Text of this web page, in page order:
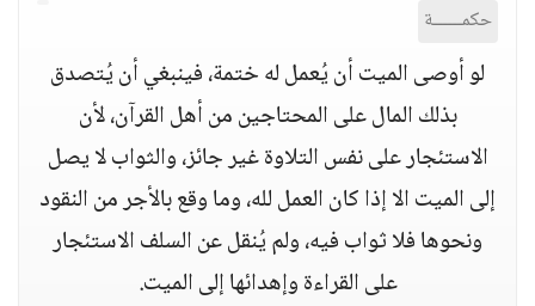
حكمــــــة
لو أوصى الميت أن يُعمل له ختمة، فينبغي أن يُتصدق
بذلك المال على المحتاجين من أهل القرآن، لأن
الاستئجار على نفس التلاوة غير جائز، والثواب لا يصل
إلى الميت الا إذا كان العمل لله، وما وقع بالأجر من النقود
ونحوها فلا ثواب فيه، ولم يُنقل عن السلف الاستئجار
على القراءة وإهدائها إلى الميت.